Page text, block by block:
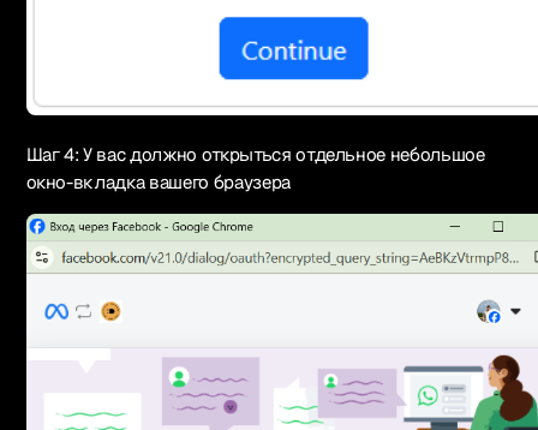
Шаг 4: У вас должно открыться отдельное небольшое
окно-вкладка вашего браузера